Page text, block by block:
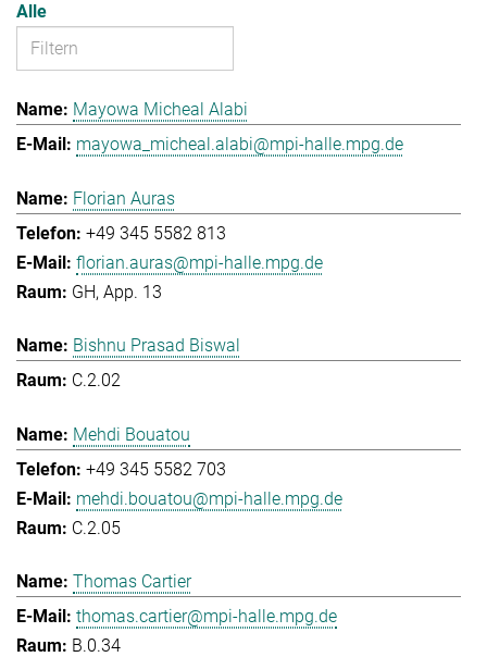
Alle
Mayowa Micheal Alabi
mayowa_micheal.alabi@mpi-halle.mpg.de
Florian Auras
+49 345 5582 813
florian.auras@mpi-halle.mpg.de
GH, App. 13
Bishnu Prasad Biswal
C.2.02
Mehdi Bouatou
+49 345 5582 703
mehdi.bouatou@mpi-halle.mpg.de
C.2.05
Thomas Cartier
thomas.cartier@mpi-halle.mpg.de
B.0.34